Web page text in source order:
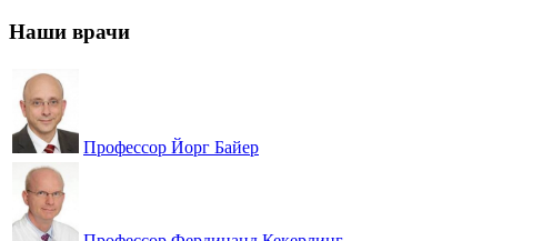
Наши врачи
Профессор Йорг Байер